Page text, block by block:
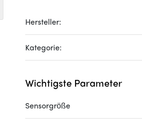
Hersteller:
Kategorie:
Wichtigste Parameter
Sensorgröße